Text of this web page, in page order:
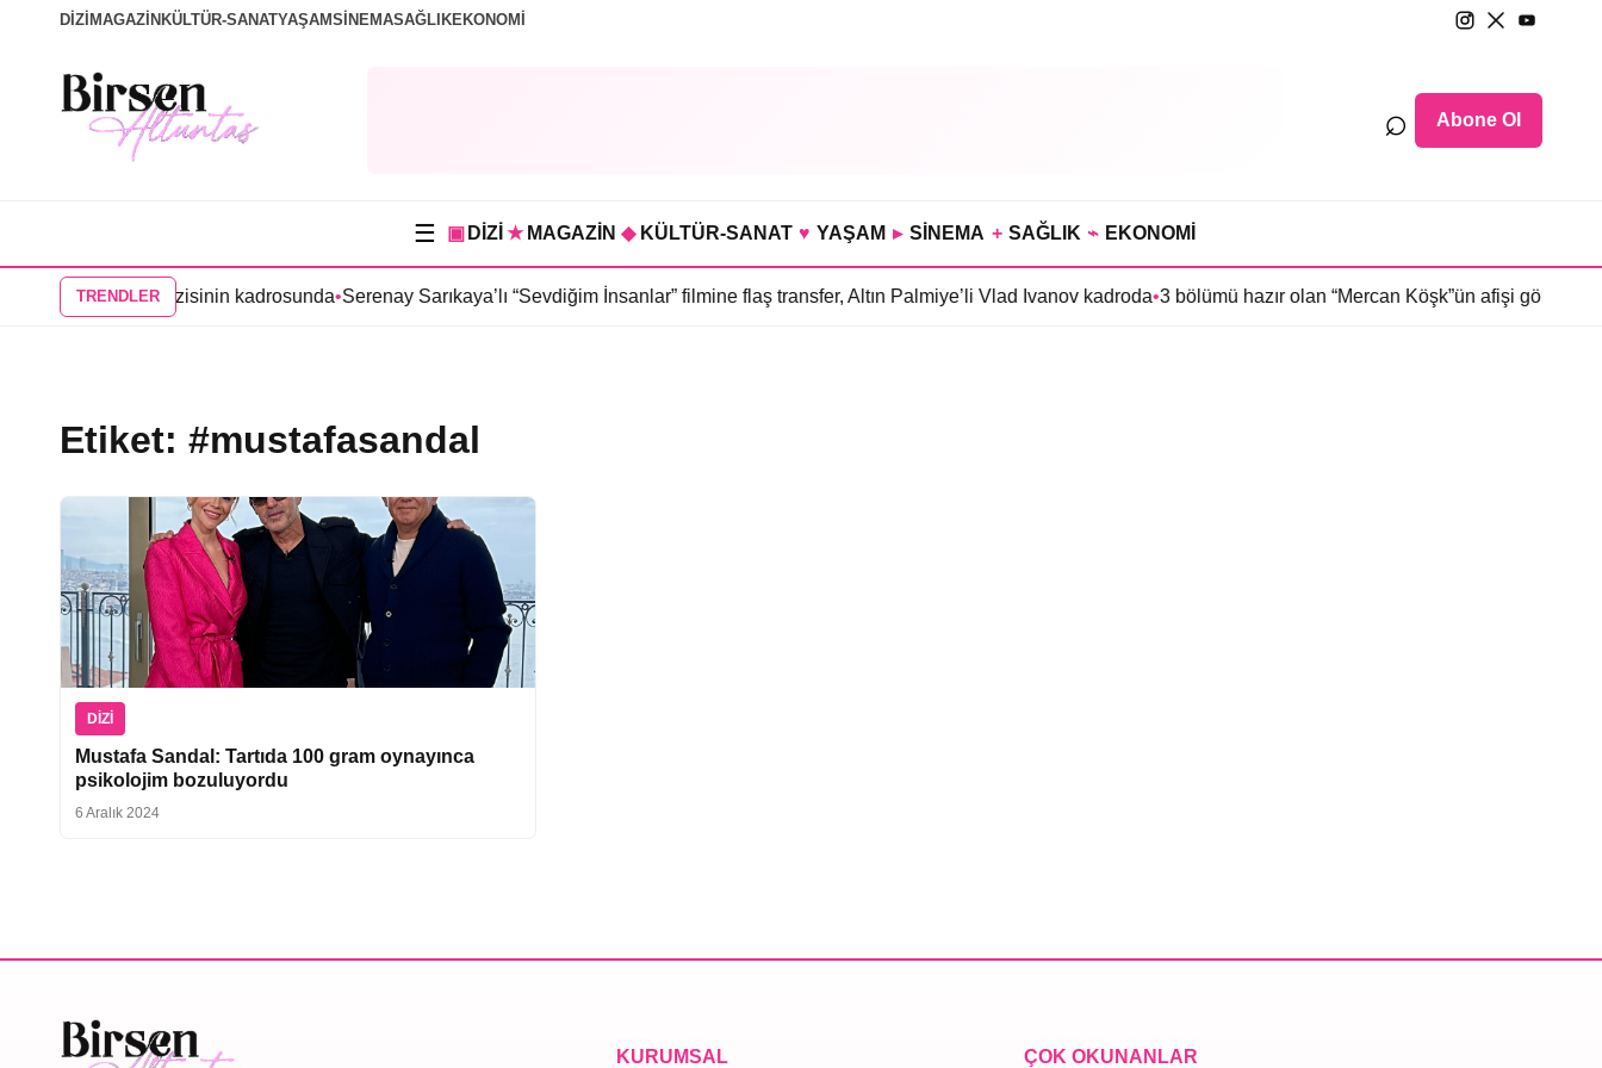
DİZİ MAGAZİN KÜLTÜR-SANATYAŞAMSİNEMASAĞLIKEKONOMİ
⌕ Abone Ol
☰ ▣ DİZİ ★ MAGAZİN ◆ KÜLTÜR-SANAT ♥ YAŞAM ▸ SİNEMA + SAĞLIK ⌁ EKONOMİ
TRENDLER
“Tutsak Sevda” dizisinin kadrosunda•Serenay Sarıkaya’lı “Sevdiğim İnsanlar” filmine flaş transfer, Altın Palmiye’li Vlad Ivanov kadroda•3 bölümü hazır olan “Mercan Köşk”ün afişi görücüye
Etiket: #mustafasandal
DIZI
Mustafa Sandal: Tartıda 100 gram oynayınca
psikolojim bozuluyordu
6 Aralık 2024
KURUMSAL ÇOK OKUNANLAR